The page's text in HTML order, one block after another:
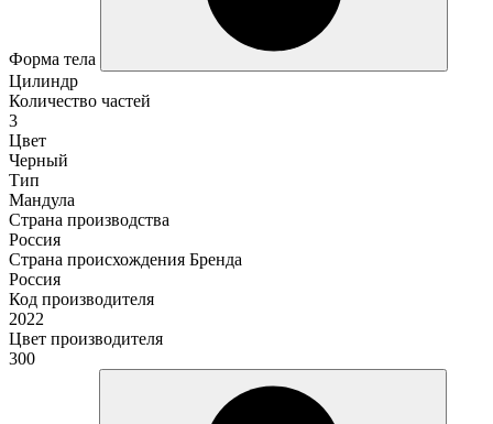
Форма тела
Цилиндр
Количество частей
3
Цвет
Черный
Тип
Мандула
Страна производства
Россия
Страна происхождения Бренда
Россия
Код производителя
2022
Цвет производителя
300